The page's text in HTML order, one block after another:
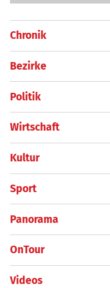
Chronik
Bezirke
Politik
Wirtschaft
Kultur
Sport
Panorama
OnTour
Videos